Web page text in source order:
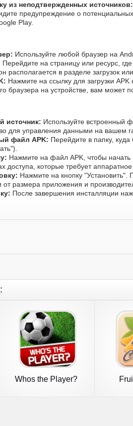
из неподтвержденных источников:
предупреждение о потенциальных
Play.
Используйте любой браузер на
Перейдите на страницу или ресурс,
располагается в разделе загрузок
Нажмите на ссылку для загрузки
браузера на устройстве, вам может
источник: Используйте встроенный
для управления данными на вашем
файл APK: Перейдите в папку,
Нажмите на файл APK, чтобы начать
доступа, которые требует аппаратное
Нажмите на кнопку "Установить".
от размера приложения и
После завершения инсталляции
Whos the Player?